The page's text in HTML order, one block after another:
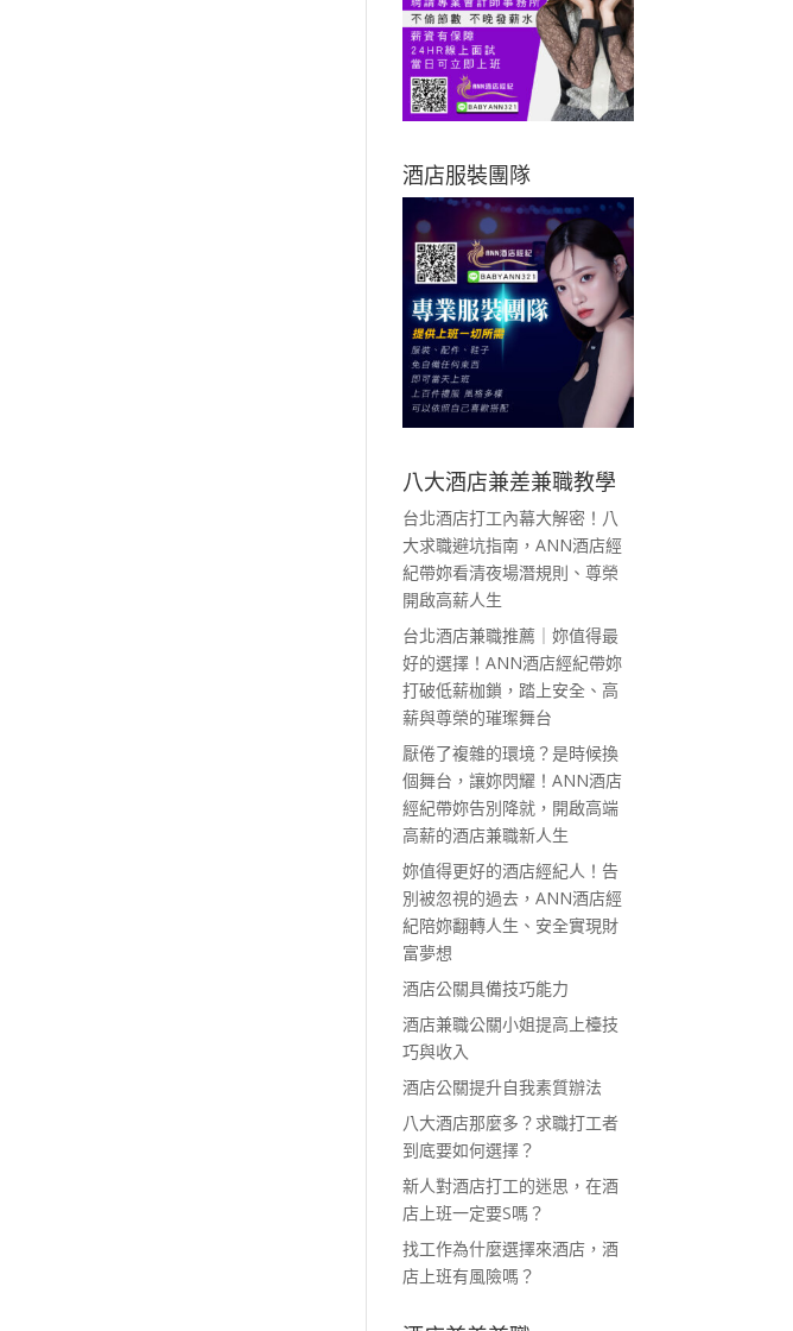
酒店服裝團隊
八大酒店兼差兼職教學
台北酒店打工內幕大解密！八
大求職避坑指南，ANN酒店經
紀帶妳看清夜場潛規則、尊榮
開啟高薪人生
台北酒店兼職推薦｜妳值得最
好的選擇！ANN酒店經紀帶妳
打破低薪枷鎖，踏上安全、高
薪與尊榮的璀璨舞台
厭倦了複雜的環境？是時候換
個舞台，讓妳閃耀！ANN酒店
經紀帶妳告別降就，開啟高端
高薪的酒店兼職新人生
妳值得更好的酒店經紀人！告
別被忽視的過去，ANN酒店經
紀陪妳翻轉人生、安全實現財
富夢想
酒店公關具備技巧能力
酒店兼職公關小姐提高上檯技
巧與收入
酒店公關提升自我素質辦法
八大酒店那麼多？求職打工者
到底要如何選擇？
新人對酒店打工的迷思，在酒
店上班一定要S嗎？
找工作為什麼選擇來酒店，酒
店上班有風險嗎？